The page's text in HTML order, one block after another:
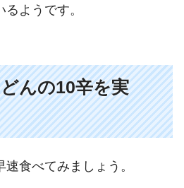
ようです。
んの10辛を実
食べてみましょう。